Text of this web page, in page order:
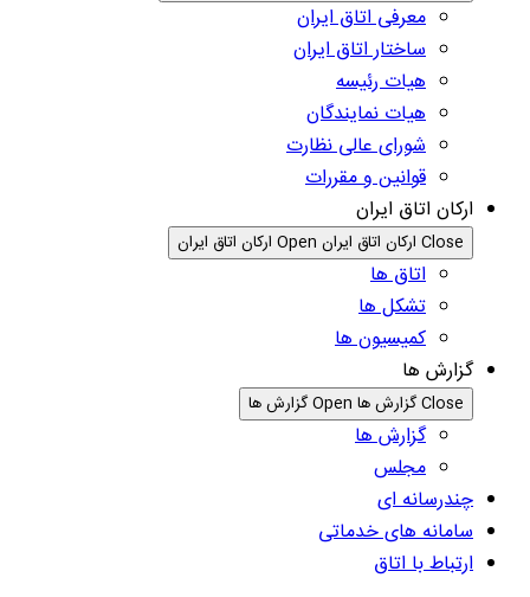
معرفی اتاق ایران
ساختار اتاق ایران
هیات رئیسه
هیات نمایندگان
شورای عالی نظارت
قوانین و مقررات
ارکان اتاق ایران
Close ارکان اتاق ایران Open ارکان اتاق ایران
اتاق ها
تشکل ها
کمیسیون ها
گزارش ها
Close گزارش ها Open گزارش ها
گزارش ها
مجلس
چندرسانه ای
سامانه های خدماتی
ارتباط با اتاق